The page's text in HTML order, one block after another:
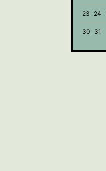
23 24
30 31